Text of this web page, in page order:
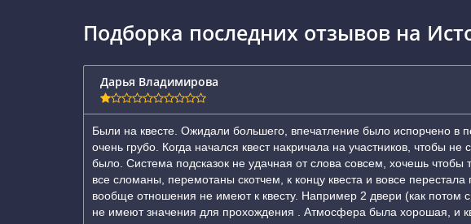
Подборка последних отзывов на
Дарья Владимирова
Были на квесте. Ожидали большего, впечатление было испорчено в
очень грубо. Когда начался квест накричала на участников, чтобы
было. Система подсказок не удачная от слова совсем, хочешь
все сломаны, перемотаны скотчем, к концу квеста и вовсе
вообще отношения не имеют к квесту. Например 2 двери (как потом
не имеют значения для прохождения . Атмосфера была хорошая, и